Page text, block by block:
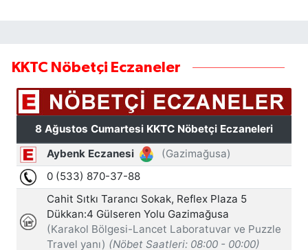
KKTC Nöbetçi Eczaneler